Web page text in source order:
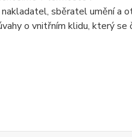
sběratel umění a
o vnitřním klidu, který